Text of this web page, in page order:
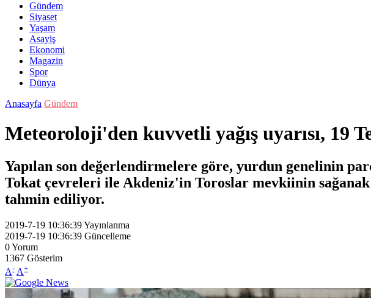
Gündem
Siyaset
Yaşam
Asayiş
Ekonomi
Magazin
Spor
Dünya
Anasayfa Gündem
Meteoroloji'den kuvvetli yağış uyarısı, 19
Yapılan son değerlendirmelere göre, yurdun genelinin
Tokat çevreleri ile Akdeniz'in Toroslar mevkiinin
tahmin ediliyor.
2019-7-19 10:36:39Yayınlanma
2019-7-19 10:36:39 Güncelleme
0Yorum
1367 Gösterim
A- A+